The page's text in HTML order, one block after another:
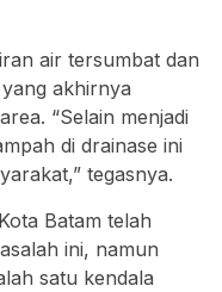
air tersumbat dan
akhirnya
“Selain menjadi
di drainase ini
tegasnya.
Batam telah
ini, namun
satu kendala